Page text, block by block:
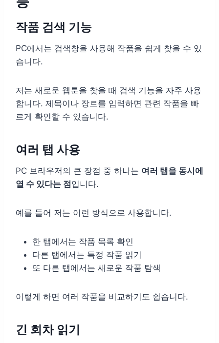
작품 검색 기능
PC에서는 검색창을 사용해 작품을 쉽게 찾을 수 있
습니다.
저는 새로운 웹툰을 찾을 때 검색 기능을 자주 사용
합니다. 제목이나 장르를 입력하면 관련 작품을 빠
르게 확인할 수 있습니다.
여러 탭 사용
PC 브라우저의 큰 장점 중 하나는 여러 탭을 동시에
열 수 있다는 점입니다.
예를 들어 저는 이런 방식으로 사용합니다.
한 탭에서는 작품 목록 확인
다른 탭에서는 특정 작품 읽기
또 다른 탭에서는 새로운 작품 탐색
이렇게 하면 여러 작품을 비교하기도 쉽습니다.
긴 회차 읽기